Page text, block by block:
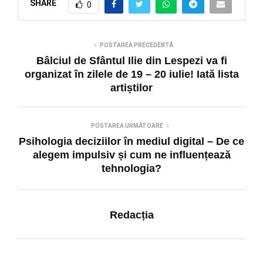
SHARE 0
POSTAREA PRECEDENTĂ
Bâlciul de Sfântul Ilie din Lespezi va fi
organizat în zilele de 19 – 20 iulie! Iată lista
artiștilor
POSTAREA URMĂTOARE
Psihologia deciziilor în mediul digital – De ce
alegem impulsiv și cum ne influențează
tehnologia?
Redacția